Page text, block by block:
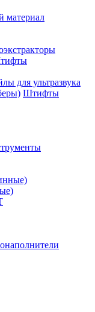
для ультразвука
Штифты